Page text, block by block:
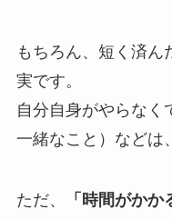
もちろん、短く済ん
実です。
自分自身がやらなく
一緒なこと）などは
ただ、
「時間がかか